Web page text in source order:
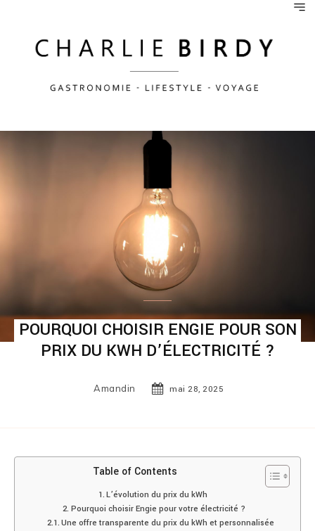
POURQUOI CHOISIR ENGIE POUR SON
PRIX DU KWH D’ÉLECTRICITÉ ?
Amandin mai 28, 2025
Table of Contents
L’évolution du prix du kWh
Pourquoi choisir Engie pour votre électricité ?
Une offre transparente du prix du kWh et personnalisée